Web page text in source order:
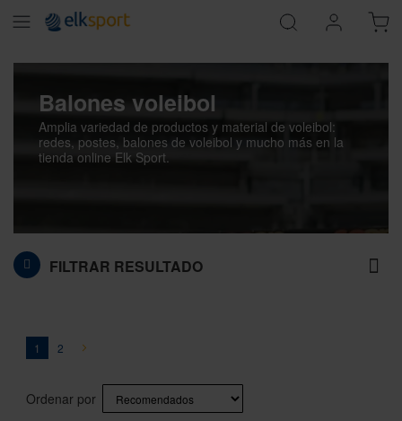
Balones voleibol
Amplia variedad de productos y material de voleibol:
redes, postes, balones de voleibol y mucho más en la
tienda online Elk Sport.
FILTRAR RESULTADO
Página
You're currently reading page
1 Página
2
Ordenar por